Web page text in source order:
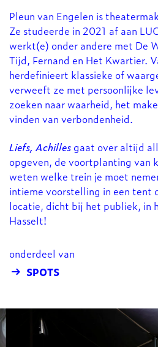
Pleun van Engelen is
Ze studeerde in 2021 af aan
werkt(e) onder andere met De
Tijd, Fernand en Het Kwartier.
herdefinieert klassieke of
verweeft ze met persoonlijke
zoeken naar waarheid, het
vinden van verbondenheid.
Liefs, Achilles gaat over altijd
opgeven, de voortplanting van
weten welke trein je moet
intieme voorstelling in een tent
locatie, dicht bij het publiek, in
Hasselt!
onderdeel van
SPOTS
Overslaan